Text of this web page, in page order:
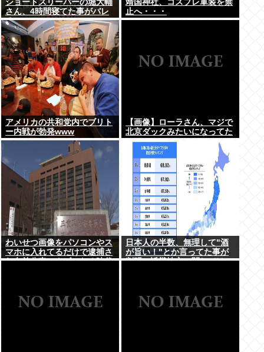
ショートスリーパーの堀大輔
さん、4時間寝てた事がバレ
るwww
靖国神社、コスプレ軍装を禁
止へ・・・
アメリカの共和党内でブリト
ー内戦が勃発www
【画像】ローラさん、マジで
北京ダックみたいになってた
わいせつ画像をパソコンやス
マホに入れてるだけで逮捕さ
れ名前公表、クビになる時代
日本人の半数、無理して"酒
が旨い！"とか言ってた事が
判明。近畿地方に関しては6